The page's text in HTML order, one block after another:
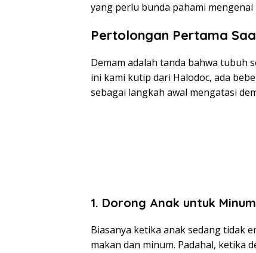
yang perlu bunda pahami
Pertolongan Pertama
Demam adalah tanda bahwa tubuh
ini kami kutip dari Halodoc, ada
sebagai langkah awal mengatasi
1. Dorong Anak untuk
Biasanya ketika anak sedang tidak
makan dan minum. Padahal, ketika